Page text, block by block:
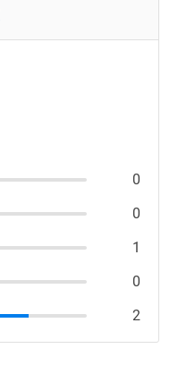
0
0
1
0
2